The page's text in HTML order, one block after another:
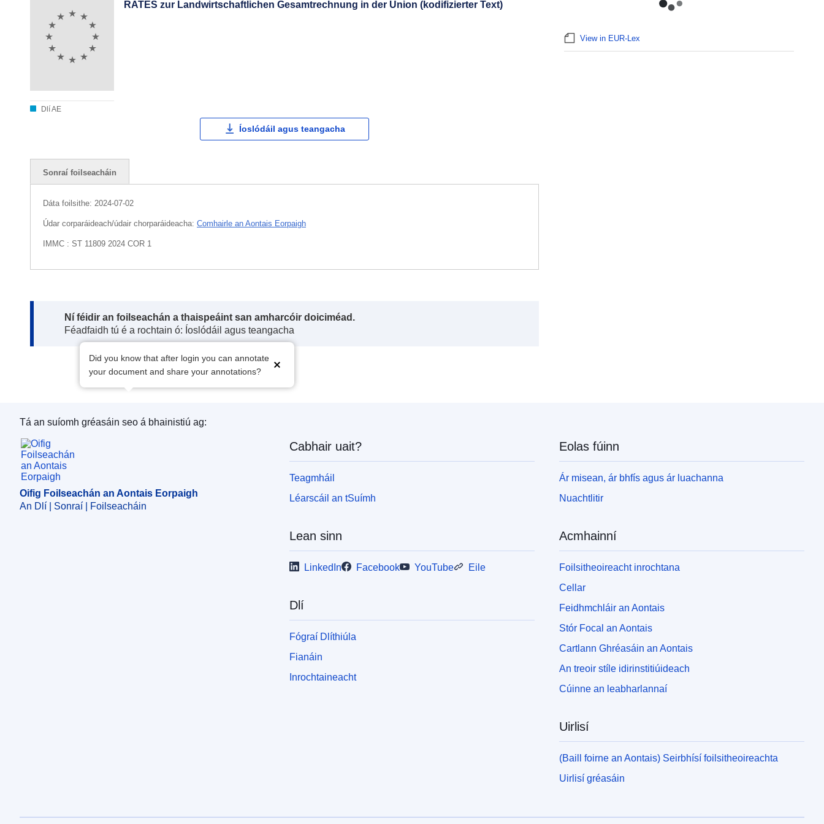
Dlí AE
RATES zur Landwirtschaftlichen Gesamtrechnung in der Union (kodifizierter Text)
Íoslódáil agus teangacha
Sonraí foilseacháin
Dáta foilsithe: 2024-07-02
Údar corparáideach/údair chorparáideacha: Comhairle an Aontais Eorpaigh
IMMC : ST 11809 2024 COR 1
Note:
Ní féidir an foilseachán a thaispeáint san amharcóir doiciméad.
Féadfaidh tú é a rochtain ó: Íoslódáil agus teangacha
Did you know that after login you can annotate
your document and share your annotations?
View in EUR-Lex
Oifig Foilseachán an Aontais Eorpaigh
Tá an suíomh gréasáin seo á bhainistiú ag:
Oifig Foilseachán an Aontais Eorpaigh
An Dlí | Sonraí | Foilseacháin
Cabhair uait?
Teagmháil
Léarscáil an tSuímh
Lean sinn
LinkedIn Facebook YouTube Eile
Dlí
Fógraí Dlíthiúla
Fianáin
Inrochtaineacht
Eolas fúinn
Ár misean, ár bhfís agus ár luachanna
Nuachtlitir
Acmhainní
Foilsitheoireacht inrochtana
Cellar
Feidhmchláir an Aontais
Stór Focal an Aontais
Cartlann Ghréasáin an Aontais
An treoir stíle idirinstitiúideach
Cúinne an leabharlannaí
Uirlisí
(Baill foirne an Aontais) Seirbhísí foilsitheoireachta
Uirlisí gréasáin